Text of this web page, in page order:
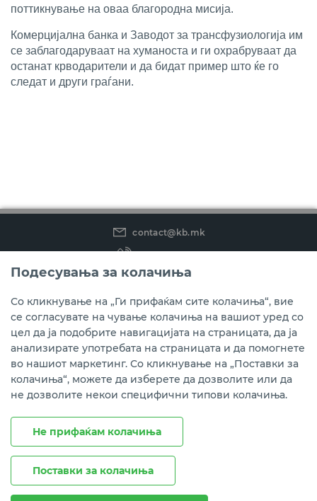
поттикнување на оваа благородна мисија.
Комерцијална банка и Заводот за трансфузиологија им
се заблагодаруваат на хуманоста и ги охрабруваат да
останат крводарители и да бидат пример што ќе го
следат и други граѓани.
contact@kb.mk
(02) 3 296 800
Instagram
LinkedIn
Youtube
Преземете ја мобилната апликација мБанка.
Подесувања за колачиња
Со кликнување на „Ги прифаќам сите колачиња“, вие
се согласувате на чување колачиња на вашиот уред со
цел да ја подобрите навигацијата на страницата, да ја
анализирате употребата на страницата и да помогнете
во нашиот маркетинг. Со кликнување на „Поставки за
колачиња“, можете да изберете да дозволите или да
не дозволите некои специфични типови колачиња.
Не прифаќам колачиња
Поставки за колачиња